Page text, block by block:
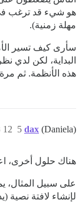
هو شيء قد ترغب
مهلة زمنية).
سأرى كيف تسير
البداية، لكن لدي
هذه الأنظمة. ثم
dax (Daniela) 12 نوفمبر 2019، 5:33م 5
هناك حلول أخرى،
على سبيل المثال،